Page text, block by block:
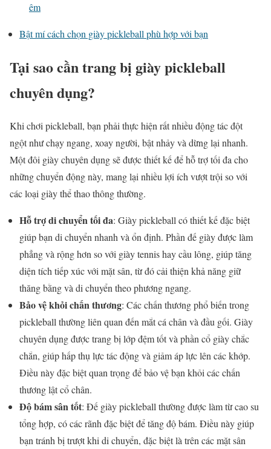
êm
Bật mí cách chọn giày pickleball phù hợp với bạn
Tại sao cần trang bị giày pickleball
chuyên dụng?
Khi chơi pickleball, bạn phải thực hiện rất nhiều động tác đột
ngột như chạy ngang, xoay người, bật nhảy và dừng lại nhanh.
Một đôi giày chuyên dụng sẽ được thiết kế để hỗ trợ tối đa cho
những chuyển động này, mang lại nhiều lợi ích vượt trội so với
các loại giày thể thao thông thường.
Hỗ trợ di chuyển tối đa: Giày pickleball có thiết kế đặc biệt
giúp bạn di chuyển nhanh và ổn định. Phần đế giày được làm
phẳng và rộng hơn so với giày tennis hay cầu lông, giúp tăng
diện tích tiếp xúc với mặt sân, từ đó cải thiện khả năng giữ
thăng bằng và di chuyển theo phương ngang.
Bảo vệ khỏi chấn thương: Các chấn thương phổ biến trong
pickleball thường liên quan đến mắt cá chân và đầu gối. Giày
chuyên dụng được trang bị lớp đệm tốt và phần cổ giày chắc
chắn, giúp hấp thụ lực tác động và giảm áp lực lên các khớp.
Điều này đặc biệt quan trọng để bảo vệ bạn khỏi các chấn
thương lật cổ chân.
Độ bám sân tốt: Đế giày pickleball thường được làm từ cao su
tổng hợp, có các rãnh đặc biệt để tăng độ bám. Điều này giúp
bạn tránh bị trượt khi di chuyển, đặc biệt là trên các mặt sân